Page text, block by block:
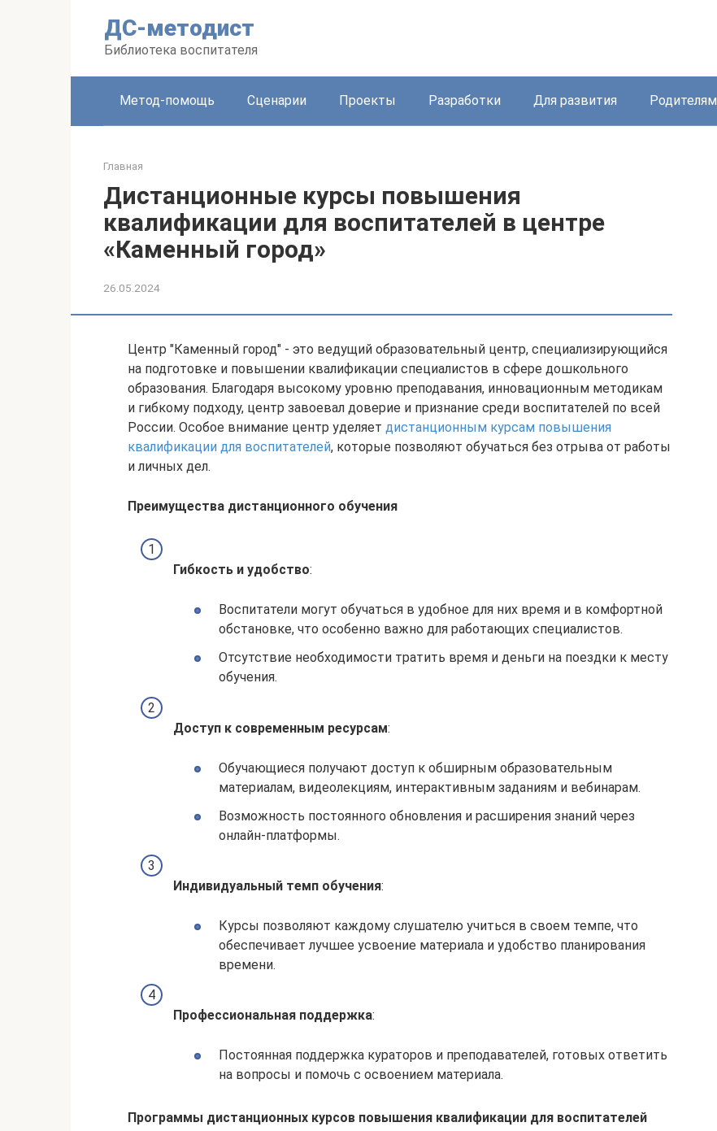
ДС-методист
Библиотека воспитателя
Метод-помощь Сценарии Проекты Разработки Для развития Родителям
Главная
Дистанционные курсы повышения
квалификации для воспитателей в центре
«Каменный город»
26.05.2024
Центр "Каменный город" - это ведущий образовательный центр, специализирующийся
на подготовке и повышении квалификации специалистов в сфере дошкольного
образования. Благодаря высокому уровню преподавания, инновационным методикам
и гибкому подходу, центр завоевал доверие и признание среди воспитателей по всей
России. Особое внимание центр уделяет дистанционным курсам повышения
квалификации для воспитателей, которые позволяют обучаться без отрыва от работы
и личных дел.
Преимущества дистанционного обучения
Гибкость и удобство:
Воспитатели могут обучаться в удобное для них время и в комфортной
обстановке, что особенно важно для работающих специалистов.
Отсутствие необходимости тратить время и деньги на поездки к месту
обучения.
Доступ к современным ресурсам:
Обучающиеся получают доступ к обширным образовательным
материалам, видеолекциям, интерактивным заданиям и вебинарам.
Возможность постоянного обновления и расширения знаний через
онлайн-платформы.
Индивидуальный темп обучения:
Курсы позволяют каждому слушателю учиться в своем темпе, что
обеспечивает лучшее усвоение материала и удобство планирования
времени.
Профессиональная поддержка:
Постоянная поддержка кураторов и преподавателей, готовых ответить
на вопросы и помочь с освоением материала.
Программы дистанционных курсов повышения квалификации для воспитателей